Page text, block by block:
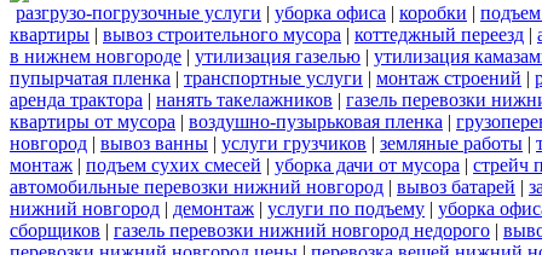
разгрузо-погрузочные услуги | уборка офиса | коробки |
квартиры | вывоз строительного мусора | коттеджный переезд |
в нижнем новгороде | утилизация газелью | утилизация
пупырчатая пленка | транспортные услуги | монтаж строений |
аренда трактора | нанять такелажников | газель перевозки
квартиры от мусора | воздушно-пузырьковая пленка |
новгород | вывоз ванны | услуги грузчиков | земляные работы |
монтаж | подъем сухих смесей | уборка дачи от мусора | стрейч
автомобильные перевозки нижний новгород | вывоз батарей |
нижний новгород | демонтаж | услуги по подъему | уборка
сборщиков | газель перевозки нижний новгород недорого |